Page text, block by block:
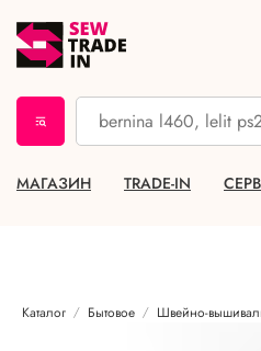
МАГАЗИН TRADE-IN
Каталог Бытовое Швейно-